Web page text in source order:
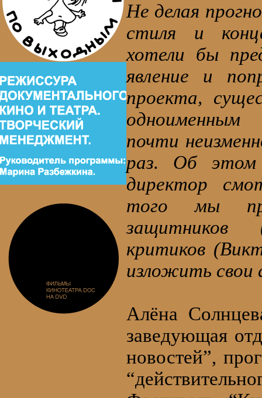
Не делая
стиля и
хотели бы
явление и
проекта,
почти
раз. Об этом
директор
того мы
критиков
изложить свои
Алёна
заведующая
новостей”,